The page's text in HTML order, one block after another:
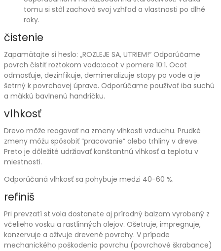
tomu si stôl zachová svoj vzhľad a vlastnosti po dlhé
roky.
čistenie
Zapamätajte si heslo: „ROZLEJE SA, UTRIEM!“ Odporúčame
povrch čistiť roztokom voda:ocot v pomere 10:1. Ocot
odmasťuje, dezinfikuje, demineralizuje stopy po vode a je
šetrný k povrchovej úprave. Odporúčame používať iba suchú
a mäkkú bavlnenú handričku.
vlhkosť
Drevo môže reagovať na zmeny vlhkosti vzduchu. Prudké
zmeny môžu spôsobiť “pracovanie” alebo trhliny v dreve.
Preto je dôležité udržiavať konštantnú vlhkosť a teplotu v
miestnosti.
Odporúčaná vlhkosť sa pohybuje medzi 40-60 %.
refiniš
Pri prevzatí st.vola dostanete aj prírodný balzam vyrobený z
včelieho vosku a rastlinných olejov. Ošetruje, impregnuje,
konzervuje a oživuje drevené povrchy. V prípade
mechanického poškodenia povrchu (povrchové škrabance)